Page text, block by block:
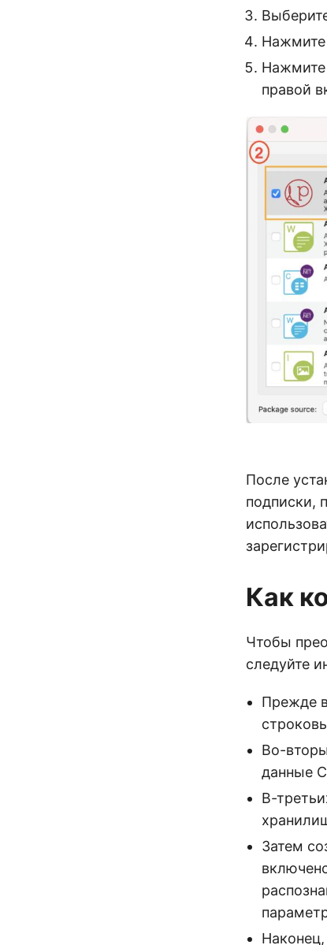
Нажмите
Нажмите
правой
После
подписки,
Как
Чтобы
следуйте
Прежде
Во-
данные
В-
Затем